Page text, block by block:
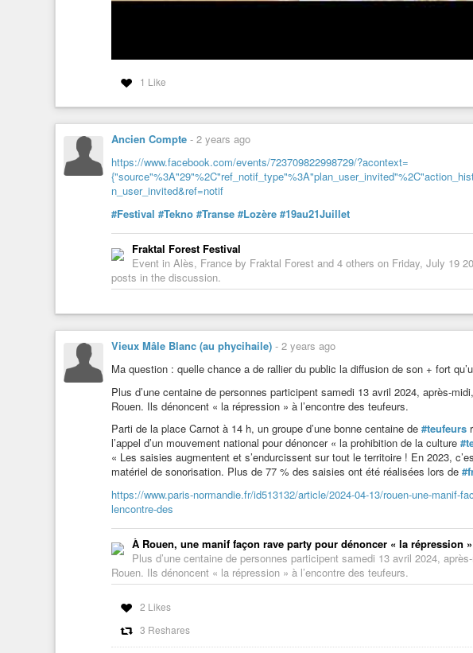
1 Like
Ancien Compte - 2 years ago
https://www.facebook.com/events/723709822998729/?acontext=
n_user_invited&ref=notif
#Festival #Tekno #Transe #Lozère #19au21Juillet
Fraktal Forest Festival
Event in Alès, France by Fraktal Forest and 4 others on Friday, July 19
posts in the discussion.
Vieux Mâle Blanc (au phycihaile) - 2 years ago
Ma question : quelle chance a de rallier du public la diffusion de son + fort
Plus d’une centaine de personnes participent samedi 13 avril 2024, après-
Rouen. Ils dénoncent « la répression » à l’encontre des teufeurs.
Parti de la place Carnot à 14 h, un groupe d’une bonne centaine de #teufeurs
l’appel d’un mouvement national pour dénoncer « la prohibition de la culture
« Les saisies augmentent et s’endurcissent sur tout le territoire ! En 2023,
matériel de sonorisation. Plus de 77 % des saisies ont été réalisées lors de
https://www.paris-normandie.fr/id513132/article/2024-04-13/rouen-une-manif-
lencontre-des
À Rouen, une manif façon rave party pour dénoncer « la répression
Plus d’une centaine de personnes participent samedi 13 avril 2024,
Rouen. Ils dénoncent « la répression » à l’encontre des teufeurs.
2 Likes
3 Reshares